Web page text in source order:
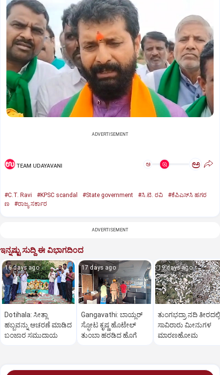
ADVERTISEMENT
TEAM UDAYAVANI ಅ ಅ
#C.T. Ravi #KPSC scandal #State government #ಸಿ.ಟಿ. ರವಿ
#ಕೆಪಿಎಸ್‌ಸಿ ಹಗರ
ಣ
#ರಾಜ್ಯ ಸರ್ಕಾರ
ADVERTISEMENT
ಇನ್ನಷ್ಟು ಸುದ್ದಿ ಈ ವಿಭಾಗದಿಂದ
16 days ago
Dotihala: ಸೀತ್ಲಾ
ಹಬ್ಬವನ್ನು ಆಚರಣೆ ಮಾಡಿದ
ಬಂಜಾರ ಸಮುದಾಯ
17 days ago
Gangavathi: ಬಾಯ್ಲರ್
ಸ್ಫೋಟ ಕೃಷ್ಣ ಹೊಟೇಲ್
ತುಂಬಾ ಹರಡಿದ ಹೊಗೆ
19 days ago
ತುಂಗಭದ್ರಾ ನದಿ ತೀರದಲ್ಲಿ
ಸಾವಿರಾರು ಮೀನುಗಳ
ಮಾರಣಹೋಮ